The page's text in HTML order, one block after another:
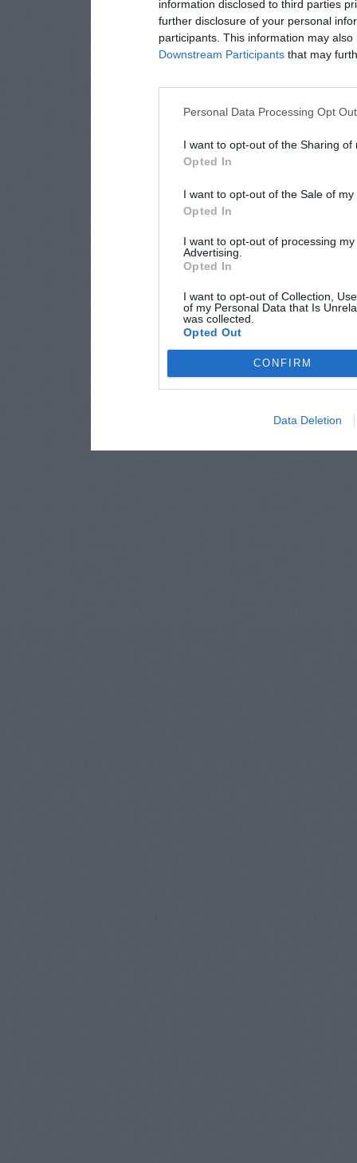
information disclosed to third parties
further disclosure of your personal
participants. This information may
Downstream Participants that may
Personal Data Processing Opt
I want to opt-out of the Sharing of
Opted In
I want to opt-out of the Sale of
Opted In
I want to opt-out of processing
Advertising.
Opted In
I want to opt-out of Collection,
of my Personal Data that Is
was collected.
Opted Out
CONFIRM
Data Deletion